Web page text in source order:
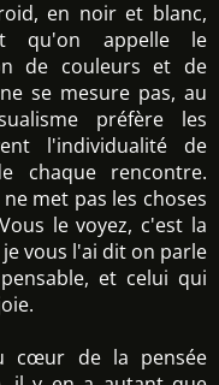
en noir et blanc,
qu'on appelle le
de couleurs et de
se mesure pas, au
préfère les
l'individualité de
chaque rencontre.
met pas les choses
le voyez, c'est la
vous l'ai dit on parle
et celui qui
cœur de la pensée